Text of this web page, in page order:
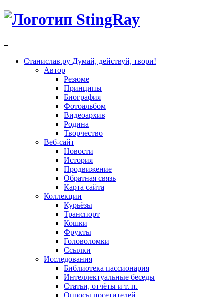
≡
Станислав.ру Думай, действуй, твори!
Автор
Резюме
Принципы
Биография
Фотоальбом
Видеоархив
Родина
Творчество
Веб-сайт
Новости
История
Продвижение
Обратная связь
Карта сайта
Коллекции
Курьёзы
Транспорт
Кошки
Фрукты
Головоломки
Ссылки
Исследования
Библиотека пассионария
Интеллектуальные беседы
Статьи, отчёты и т. п.
Опросы посетителей